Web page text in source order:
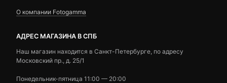
О компании Fotogamma
АДРЕС МАГАЗИНА В СПБ
Наш магазин находится в Санкт-Петербурге, по адресу
Московский пр., д. 25/1
Понедельник-пятница 11:00 — 20:00